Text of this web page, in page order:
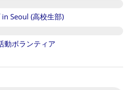
Seoul (高校生部)
動ボランティア